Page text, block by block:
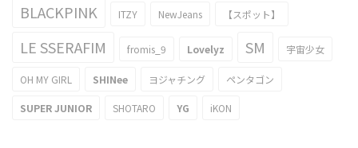
BLACKPINK ITZY NewJeans 【スポット】
LE SSERAFIM fromis_9 Lovelyz SM 宇宙少女
OH MY GIRL SHINee ヨジャチング ペンタゴン
SUPER JUNIOR SHOTARO YG iKON